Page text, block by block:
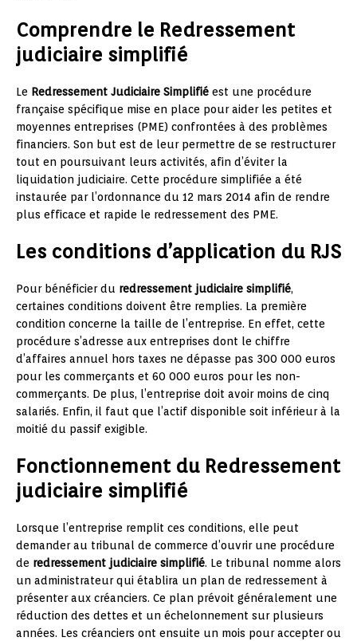
Comprendre le Redressement
judiciaire simplifié
Le Redressement Judiciaire Simplifié est une procédure
française spécifique mise en place pour aider les petites et
moyennes entreprises (PME) confrontées à des problèmes
financiers. Son but est de leur permettre de se restructurer
tout en poursuivant leurs activités, afin d’éviter la
liquidation judiciaire. Cette procédure simplifiée a été
instaurée par l’ordonnance du 12 mars 2014 afin de rendre
plus efficace et rapide le redressement des PME.
Les conditions d’application du RJS
Pour bénéficier du redressement judiciaire simplifié,
certaines conditions doivent être remplies. La première
condition concerne la taille de l’entreprise. En effet, cette
procédure s’adresse aux entreprises dont le chiffre
d’affaires annuel hors taxes ne dépasse pas 300 000 euros
pour les commerçants et 60 000 euros pour les non-
commerçants. De plus, l’entreprise doit avoir moins de cinq
salariés. Enfin, il faut que l’actif disponible soit inférieur à la
moitié du passif exigible.
Fonctionnement du Redressement
judiciaire simplifié
Lorsque l’entreprise remplit ces conditions, elle peut
demander au tribunal de commerce d’ouvrir une procédure
de redressement judiciaire simplifié. Le tribunal nomme alors
un administrateur qui établira un plan de redressement à
présenter aux créanciers. Ce plan prévoit généralement une
réduction des dettes et un échelonnement sur plusieurs
années. Les créanciers ont ensuite un mois pour accepter ou